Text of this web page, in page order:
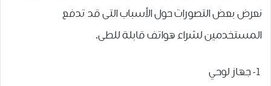
نعرض بعض التصورات حول الأسباب التى قد تدفع
المستخدمين لشراء هواتف قابلة للطى.
1- جهاز لوحي